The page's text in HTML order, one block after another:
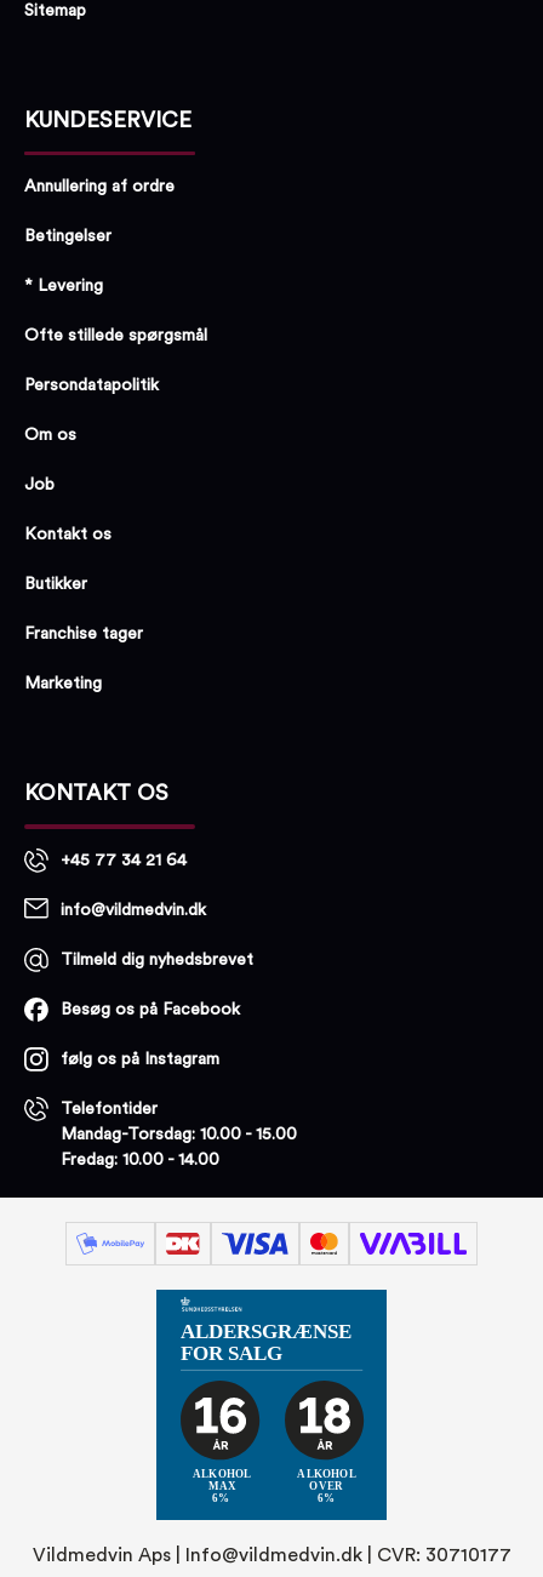
Sitemap
KUNDESERVICE
Annullering af ordre
Betingelser
* Levering
Ofte stillede spørgsmål
Persondatapolitik
Om os
Job
Kontakt os
Butikker
Franchise tager
Marketing
KONTAKT OS
+45 77 34 21 64
info@vildmedvin.dk
Tilmeld dig nyhedsbrevet
Besøg os på Facebook
følg os på Instagram
Telefontider
Mandag-Torsdag: 10.00 - 15.00
Fredag: 10.00 - 14.00
Vildmedvin Aps | Info@vildmedvin.dk| CVR: 30710177